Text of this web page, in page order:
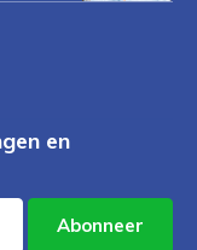
en
Abonneer